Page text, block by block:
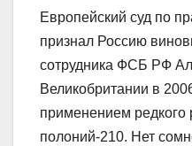
Европейский суд по
признал Россию
сотрудника ФСБ РФ
Великобритании в
применением редкого
полоний-210. Нет